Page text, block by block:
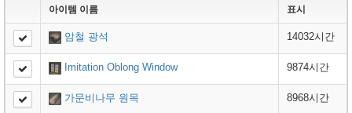
아이템 이름 표시
암철 광석 14032시간
Imitation Oblong Window 9874시간
가문비나무 원목 8968시간